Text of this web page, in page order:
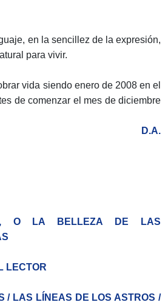
en la sencillez de la expresión,
para vivir.
vida siendo enero de 2008 en el
de comenzar el mes de diciembre
D.A.
O LA BELLEZA DE LAS
LECTOR
/ LAS LÍNEAS DE LOS ASTROS /